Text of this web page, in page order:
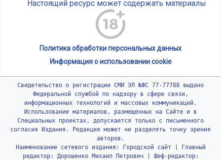
Настоящий ресурс может содержать материалы
Политика обработки персональных данных
Информация о использовании cookie
Свидетельство о регистрации СМИ ЭЛ №ФС 77-77788 выдано
Федеральной службой по надзору в сфере связи,
информационных технологий и массовых коммуникаций.
Использование материалов, размещенных на Сайте и в
Специальных проектах, допускается только с письменного
согласия Издания. Редакция может не разделять точку зрения
авторов.
Наименование сетевого издания: Городской сайт | Главный
редактор: Дорошенко Михаил Петрович | Шеф-редактор: